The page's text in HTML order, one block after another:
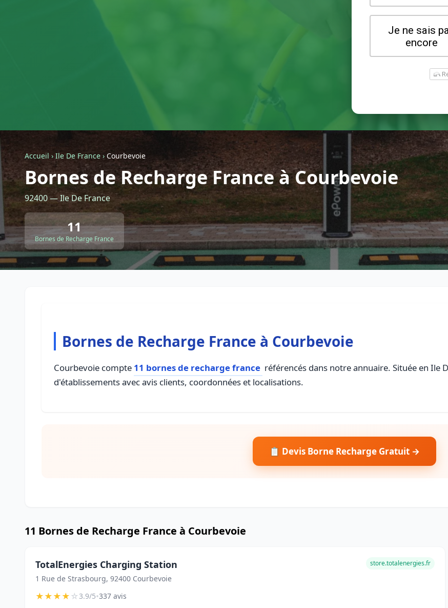
Accueil › Ile De France › Courbevoie
Bornes de Recharge France à Courbevoie
92400 — Ile De France
11
Bornes de Recharge France
Bornes de Recharge France à Courbevoie
Courbevoie compte 11 bornes de recharge france référencés dans notre annuaire. Située en Ile
d'établissements avec avis clients, coordonnées et localisations.
📋 Devis Borne Recharge Gratuit →
11 Bornes de Recharge France à Courbevoie
TotalEnergies Charging Station
1 Rue de Strasbourg, 92400 Courbevoie
store.totalenergies.fr
★★★★☆3.9/5•337 avis